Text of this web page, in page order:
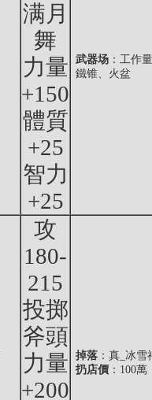
满月
舞
力量
+150
體質
+25
智力
+25
武器场 ：工作
鐵锥、火盆
攻
180-
215
投掷
斧頭
力量
+200
掉落 ：真_冰雪
扔店價 ：100萬